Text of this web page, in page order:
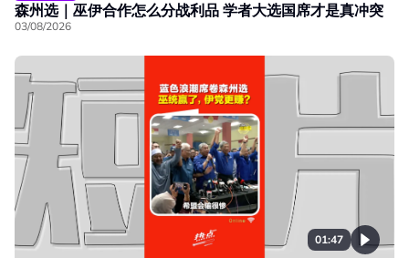
森州选｜巫伊合作怎么分战利品 学者大选国席才是真冲突
03/08/2026
01:47